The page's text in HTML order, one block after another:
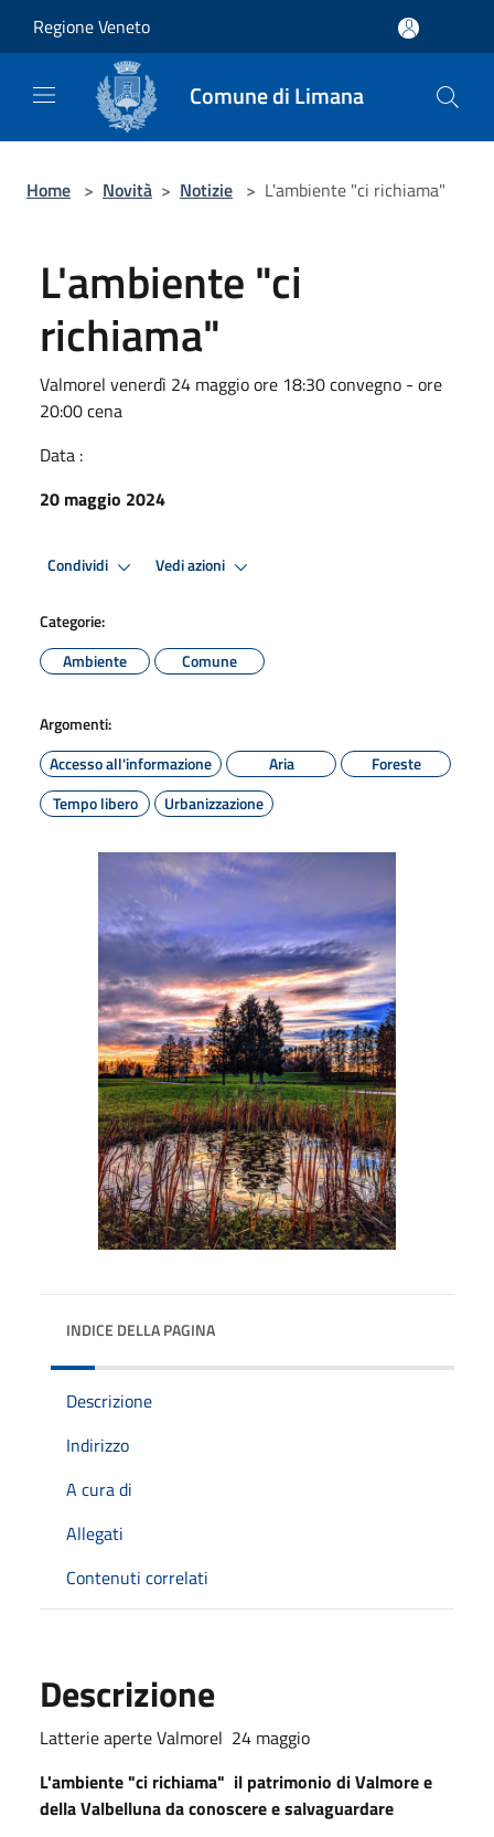
Regione Veneto
Comune di Limana
Home > Novità > Notizie > L'ambiente "ci richiama"
L'ambiente "ci
richiama"
Valmorel venerdì 24 maggio ore 18:30 convegno - ore
20:00 cena
Data :
20 maggio 2024
Condividi Vedi azioni
Categorie:
Ambiente
Comune
Argomenti:
Accesso all'informazione
Aria
Foreste
Tempo libero
Urbanizzazione
INDICE DELLA PAGINA
Descrizione
Indirizzo
A cura di
Allegati
Contenuti correlati
Descrizione
Latterie aperte Valmorel 24 maggio
L'ambiente "ci richiama" il patrimonio di Valmore e
della Valbelluna da conoscere e salvaguardare